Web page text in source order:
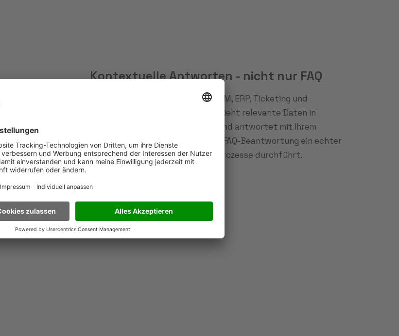
Kontextuelle Antworten - nicht nur FAQ
Kundendaten liegen verteilt in CRM, ERP, Ticketing und
Wissensdatenbank. Der Chatbot zieht relevante Daten in
Echtzeit, prüft Berechtigungen und antwortet mit Ihrem
Markenwissen. So wird aus reiner FAQ-Beantwortung ein echter
Service-Agent, der mehrstufige Prozesse durchführt.